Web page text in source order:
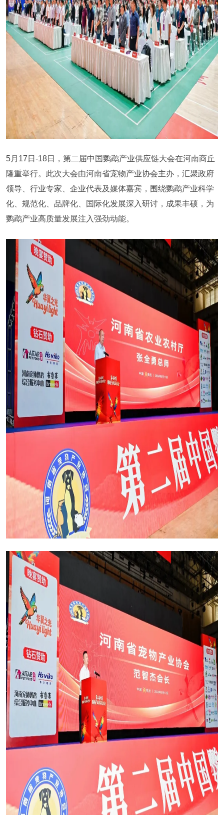
5月17日-18日，第二届中国鹦鹉产业供应链大会在河南商丘
隆重举行。此次大会由河南省宠物产业协会主办，汇聚政府
领导、行业专家、企业代表及媒体嘉宾，围绕鹦鹉产业科学
化、规范化、品牌化、国际化发展深入研讨，成果丰硕，为
鹦鹉产业高质量发展注入强劲动能。